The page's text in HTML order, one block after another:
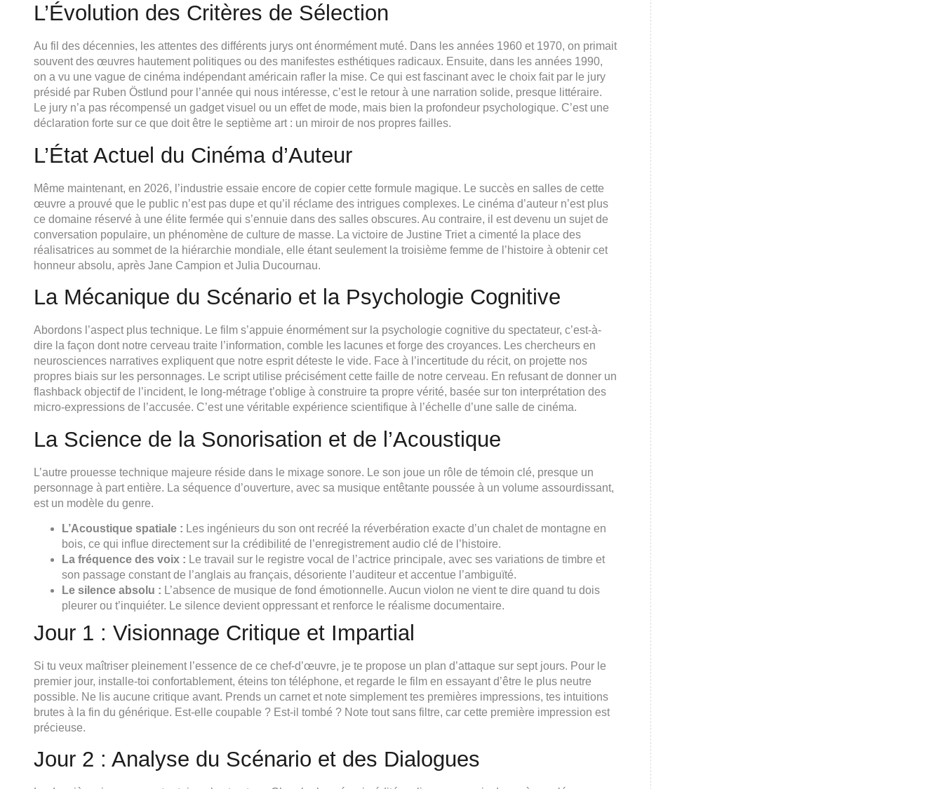
L’Évolution des Critères de Sélection
Au fil des décennies, les attentes des différents jurys ont énormément muté. Dans les années 1960 et 1970, on primait
souvent des œuvres hautement politiques ou des manifestes esthétiques radicaux. Ensuite, dans les années 1990,
on a vu une vague de cinéma indépendant américain rafler la mise. Ce qui est fascinant avec le choix fait par le jury
présidé par Ruben Östlund pour l’année qui nous intéresse, c’est le retour à une narration solide, presque littéraire.
Le jury n’a pas récompensé un gadget visuel ou un effet de mode, mais bien la profondeur psychologique. C’est une
déclaration forte sur ce que doit être le septième art : un miroir de nos propres failles.
L’État Actuel du Cinéma d’Auteur
Même maintenant, en 2026, l’industrie essaie encore de copier cette formule magique. Le succès en salles de cette
œuvre a prouvé que le public n’est pas dupe et qu’il réclame des intrigues complexes. Le cinéma d’auteur n’est plus
ce domaine réservé à une élite fermée qui s’ennuie dans des salles obscures. Au contraire, il est devenu un sujet de
conversation populaire, un phénomène de culture de masse. La victoire de Justine Triet a cimenté la place des
réalisatrices au sommet de la hiérarchie mondiale, elle étant seulement la troisième femme de l’histoire à obtenir cet
honneur absolu, après Jane Campion et Julia Ducournau.
La Mécanique du Scénario et la Psychologie Cognitive
Abordons l’aspect plus technique. Le film s’appuie énormément sur la psychologie cognitive du spectateur, c’est-à-
dire la façon dont notre cerveau traite l’information, comble les lacunes et forge des croyances. Les chercheurs en
neurosciences narratives expliquent que notre esprit déteste le vide. Face à l’incertitude du récit, on projette nos
propres biais sur les personnages. Le script utilise précisément cette faille de notre cerveau. En refusant de donner un
flashback objectif de l’incident, le long-métrage t’oblige à construire ta propre vérité, basée sur ton interprétation des
micro-expressions de l’accusée. C’est une véritable expérience scientifique à l’échelle d’une salle de cinéma.
La Science de la Sonorisation et de l’Acoustique
L’autre prouesse technique majeure réside dans le mixage sonore. Le son joue un rôle de témoin clé, presque un
personnage à part entière. La séquence d’ouverture, avec sa musique entêtante poussée à un volume assourdissant,
est un modèle du genre.
L’Acoustique spatiale : Les ingénieurs du son ont recréé la réverbération exacte d’un chalet de montagne en
bois, ce qui influe directement sur la crédibilité de l’enregistrement audio clé de l’histoire.
La fréquence des voix : Le travail sur le registre vocal de l’actrice principale, avec ses variations de timbre et
son passage constant de l’anglais au français, désoriente l’auditeur et accentue l’ambiguïté.
Le silence absolu : L’absence de musique de fond émotionnelle. Aucun violon ne vient te dire quand tu dois
pleurer ou t’inquiéter. Le silence devient oppressant et renforce le réalisme documentaire.
Jour 1 : Visionnage Critique et Impartial
Si tu veux maîtriser pleinement l’essence de ce chef-d’œuvre, je te propose un plan d’attaque sur sept jours. Pour le
premier jour, installe-toi confortablement, éteins ton téléphone, et regarde le film en essayant d’être le plus neutre
possible. Ne lis aucune critique avant. Prends un carnet et note simplement tes premières impressions, tes intuitions
brutes à la fin du générique. Est-elle coupable ? Est-il tombé ? Note tout sans filtre, car cette première impression est
précieuse.
Jour 2 : Analyse du Scénario et des Dialogues